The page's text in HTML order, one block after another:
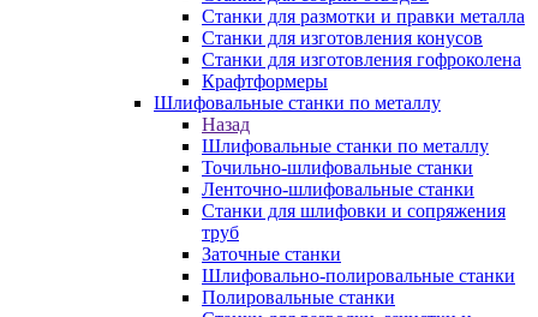
Станки для размотки и правки металла
Станки для изготовления конусов
Станки для изготовления гофроколена
Крафтформеры
Шлифовальные станки по металлу
Назад
Шлифовальные станки по металлу
Точильно-шлифовальные станки
Ленточно-шлифовальные станки
Станки для шлифовки и сопряжения
труб
Заточные станки
Шлифовально-полировальные станки
Полировальные станки